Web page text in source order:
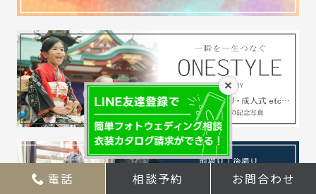
×
電話 相談予約 お問合わせ